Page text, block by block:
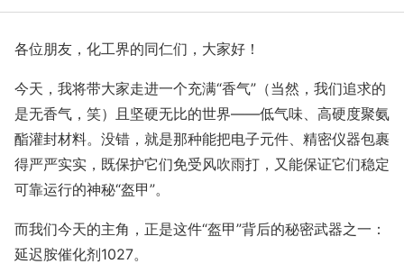
各位朋友，化工界的同仁们，大家好！
今天，我将带大家走进一个充满“香气”（当然，我们追求的
是无香气，笑）且坚硬无比的世界——低气味、高硬度聚氨
酯灌封材料。没错，就是那种能把电子元件、精密仪器包裹
得严严实实，既保护它们免受风吹雨打，又能保证它们稳定
可靠运行的神秘“盔甲”。
而我们今天的主角，正是这件“盔甲”背后的秘密武器之一：
延迟胺催化剂1027。